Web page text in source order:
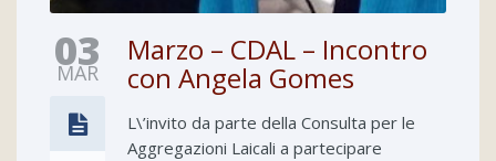
03
MAR
Marzo – CDAL – Incontro
con Angela Gomes
L\’invito da parte della Consulta per le
Aggregazioni Laicali a partecipare